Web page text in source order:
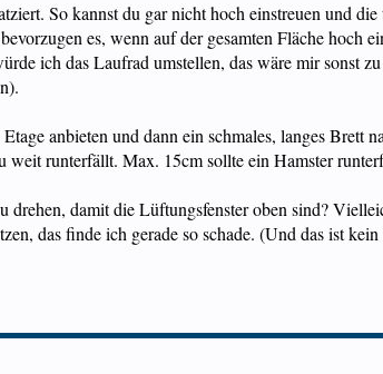
So kannst du gar nicht hoch einstreuen und
es, wenn auf der gesamten Fläche hoch
ich das Laufrad umstellen, das wäre mir sonst
anbieten und dann ein schmales, langes
weit runterfällt. Max. 15cm sollte ein Hamster
damit die Lüftungsfenster oben sind?
das finde ich gerade so schade. (Und das ist